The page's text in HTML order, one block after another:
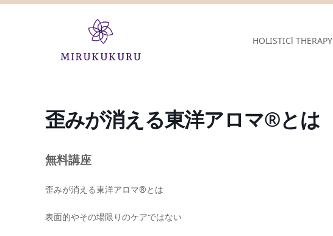
HOLISTICl THERAPY
歪みが消える東洋アロマ®とは
無料講座
歪みが消える東洋アロマ®とは
表面的やその場限りのケアではない